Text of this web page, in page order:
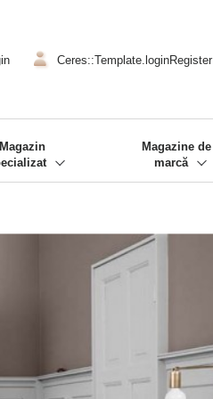
Ceres::Template.loginRegister
Magazin
Magazine de
marcă